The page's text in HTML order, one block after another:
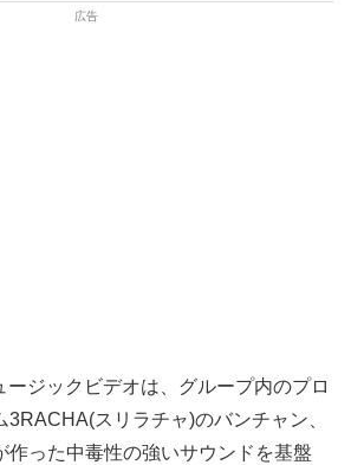
ージックビデオは、グループ内のプロ
3RACHA(スリラチャ)のバンチャン、
作った中毒性の強いサウンドを基盤